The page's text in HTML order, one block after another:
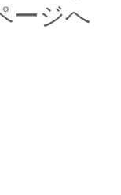
ージへ